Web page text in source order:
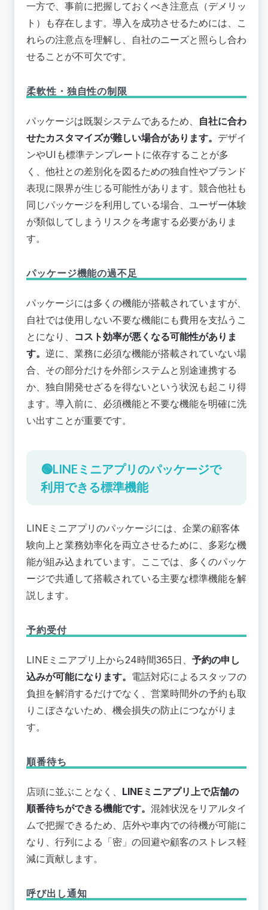
一方で、事前に把握しておくべき注意点（デメリッ
ト）も存在します。導入を成功させるためには、こ
れらの注意点を理解し、自社のニーズと照らし合わ
せることが不可欠です。
柔軟性・独自性の制限
パッケージは既製システムであるため、 自社に合わ
せたカスタマイズが難しい場合があります。 デザイ
ンやUIも標準テンプレートに依存することが多
く、 他社との差別化を図るための独自性やブランド
表現に限界が生じる可能性があります。競合他社も
同じパッケージを利用している場合、ユーザー体験
が類似してしまうリスクを考慮する必要がありま
す。
パッケージ機能の過不足
パッケージには多くの機能が搭載されていますが、
自社では使用しない不要な機能にも費用を支払うこ
とになり、 コスト効率が悪くなる可能性がありま
す。 逆に、業務に必須な機能が搭載されていない場
合、 その部分だけを外部システムと別途連携する
か、独自開発せざるを得ないという状況も起こり得
ます。導入前に、必須機能と不要な機能を明確に洗
い出すことが重要です。
🟢LINEミニアプリのパッケージで
利用できる標準機能
LINEミニアプリのパッケージには、企業の顧客体
験向上と業務効率化を両立させるために、多彩な機
能が組み込まれています。ここでは、多くのパッケ
ージで共通して搭載されている主要な標準機能を解
説します。
予約受付
LINEミニアプリ上から24時間365日、 予約の申し
込みが可能になります。 電話対応によるスタッフの
負担を解消するだけでなく、営業時間外の予約も取
りこぼさないため、機会損失の防止につながりま
す。
順番待ち
店頭に並ぶことなく、 LINEミニアプリ上で店舗の
順番待ちができる機能です。 混雑状況をリアルタイ
ムで把握できるため、店外や車内での待機が可能に
なり、行列による「密」の回避や顧客のストレス軽
減に貢献します。
呼び出し通知